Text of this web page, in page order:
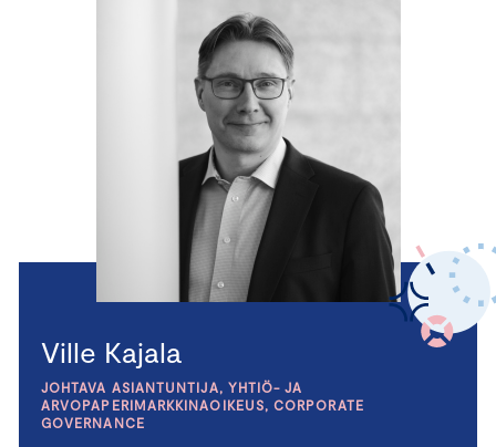
Ville Kajala
JOHTAVA ASIANTUNTIJA, YHTIÖ- JA
ARVOPAPERIMARKKINAOIKEUS, CORPORATE
GOVERNANCE